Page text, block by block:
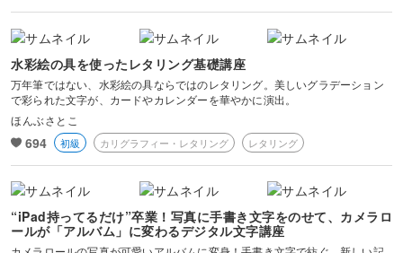
水彩絵の具を使ったレタリング基礎講座
万年筆ではない、水彩絵の具ならではのレタリング。美しいグラデーション
で彩られた文字が、カードやカレンダーを華やかに演出。
ほんぶさとこ
694 初級 カリグラフィー・レタリング レタリング
“iPad持ってるだけ”卒業！写真に手書き文字をのせて、カメラロ
ールが「アルバム」に変わるデジタル文字講座